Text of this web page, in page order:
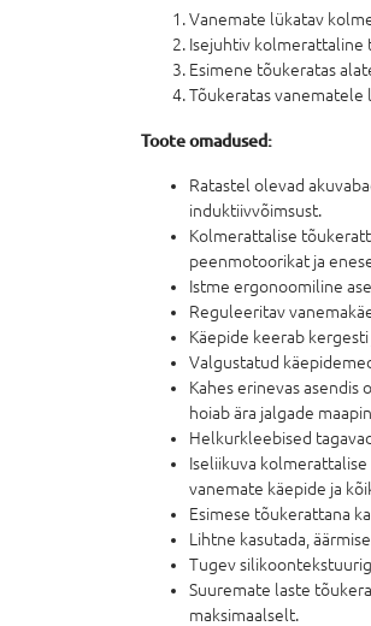
Vanemate lükatav
Isejuhtiv kolmerattaline
Esimene tõukeratas
Tõukeratas vanematele
Toote omadused:
Ratastel olevad
induktiivvõimsust.
Kolmerattalise
peenmotoorikat ja
Istme ergonoomiline
Reguleeritav
Käepide keerab
Valgustatud
Kahes erinevas asendis
hoiab ära jalgade
Helkurkleebised
Iseliikuva
vanemate käepide ja
Esimese tõukerattana
Lihtne kasutada,
Tugev
Suuremate laste
maksimaalselt.